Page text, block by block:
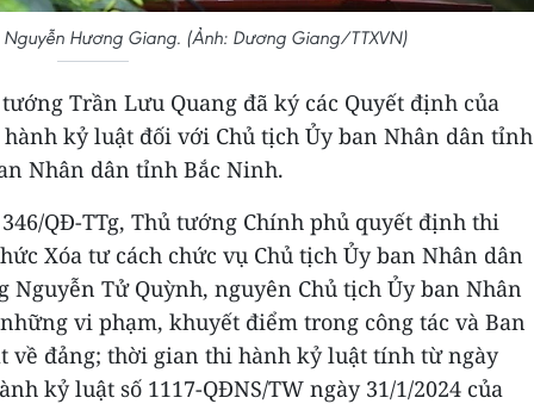
Nguyễn Hương Giang. (Ảnh: Dương Giang/TTXVN)
tướng Trần Lưu Quang đã ký các Quyết định của
kỷ luật đối với Chủ tịch Ủy ban Nhân dân tỉnh
Nhân dân tỉnh Bắc Ninh.
QĐ-TTg, Thủ tướng Chính phủ quyết định thi
Xóa tư cách chức vụ Chủ tịch Ủy ban Nhân dân
Tử Quỳnh, nguyên Chủ tịch Ủy ban Nhân
vi phạm, khuyết điểm trong công tác và Ban
về đảng; thời gian thi hành kỷ luật tính từ ngày
kỷ luật số 1117-QĐNS/TW ngày 31/1/2024 của